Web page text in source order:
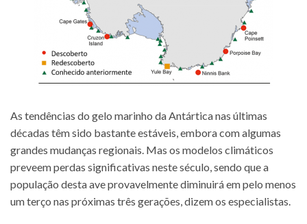
As tendências do gelo marinho da Antártica nas últimas
décadas têm sido bastante estáveis, embora com algumas
grandes mudanças regionais. Mas os modelos climáticos
preveem perdas significativas neste século, sendo que a
população desta ave provavelmente diminuirá em pelo menos
um terço nas próximas três gerações, dizem os especialistas.